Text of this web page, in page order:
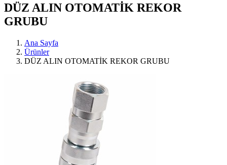
DÜZ ALIN OTOMATİK REKOR
GRUBU
Ana Sayfa
Ürünler
DÜZ ALIN OTOMATİK REKOR GRUBU